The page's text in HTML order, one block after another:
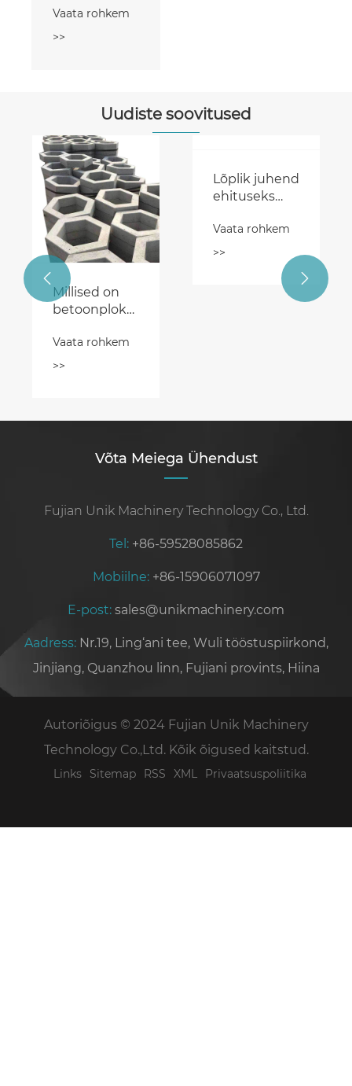
Vaata rohkem
>>
Uudiste soovitused
Millised on
betoonplokkide
kasutamise
eelised?
Vaata rohkem
>>
Lõplik juhend
ehituseks
plokkmasinate
kohta
Vaata rohkem
>>
 
Võta Meiega Ühendust
Fujian Unik Machinery Technology Co., Ltd.
Tel: +86-59528085862
Mobiilne: +86-15906071097
E-post: sales@unikmachinery.com
Aadress: Nr.19, Ling‘ani tee, Wuli tööstuspiirkond,
Jinjiang, Quanzhou linn, Fujiani provints, Hiina
Autoriõigus © 2024 Fujian Unik Machinery
Technology Co.,Ltd. Kõik õigused kaitstud.
Links Sitemap RSS XML Privaatsuspoliitika